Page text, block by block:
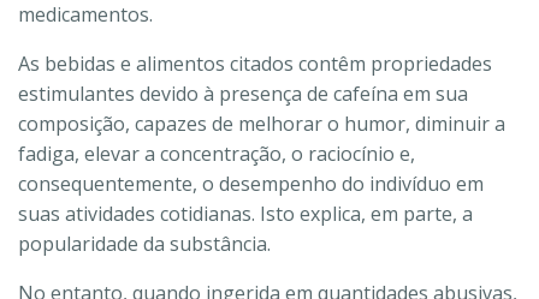
medicamentos.
As bebidas e alimentos citados contêm propriedades
estimulantes devido à presença de cafeína em sua
composição, capazes de melhorar o humor, diminuir a
fadiga, elevar a concentração, o raciocínio e,
consequentemente, o desempenho do indivíduo em
suas atividades cotidianas. Isto explica, em parte, a
popularidade da substância.
No entanto, quando ingerida em quantidades abusivas,